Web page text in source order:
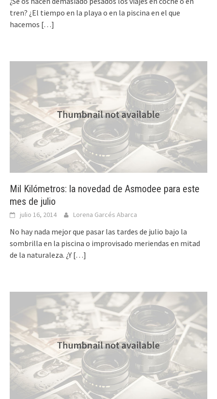
tren? ¿El tiempo en la playa o en la piscina en el que
hacemos […]
Mil Kilómetros: la novedad de Asmodee para este
mes de julio
julio 16, 2014 Lorena Garcés Abarca
No hay nada mejor que pasar las tardes de julio bajo la
sombrilla en la piscina o improvisado meriendas en mitad
de la naturaleza. ¿Y […]